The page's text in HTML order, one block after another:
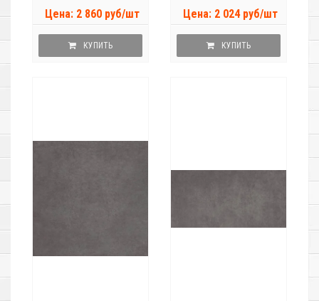
Цена: 2 860 руб/шт
КУПИТЬ
Цена: 2 024 руб/шт
КУПИТЬ